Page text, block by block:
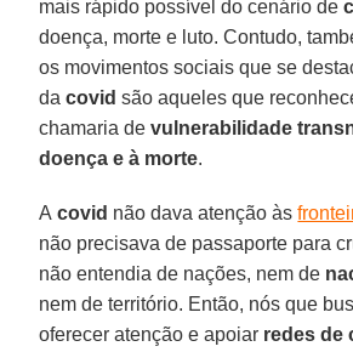
mais rápido possível do cenário de
doença, morte e luto. Contudo,
os movimentos sociais que se
dacovid são aqueles que
chamaria devulnerabilidade
doença e à morte.
Acovid não dava atenção às
não precisava de passaporte para
não entendia de nações, nem de
nem de território. Então, nós que
oferecer atenção e apoiar redes de